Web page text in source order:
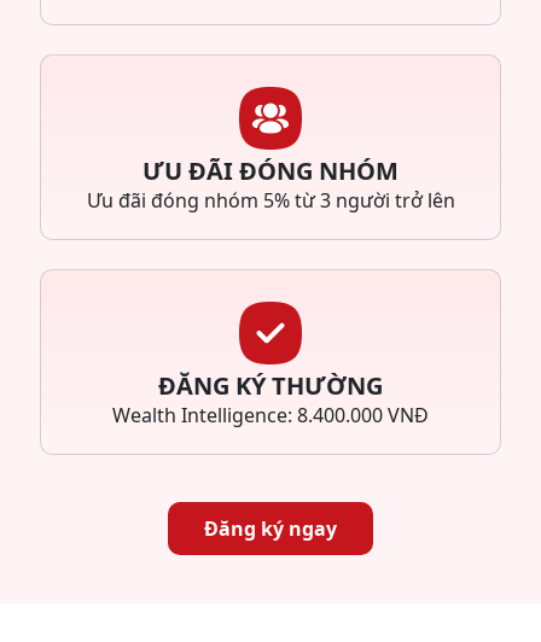
ƯU ĐÃI ĐÓNG NHÓM
Ưu đãi đóng nhóm 5% từ 3 người trở lên
ĐĂNG KÝ THƯỜNG
Wealth Intelligence: 8.400.000 VNĐ
Đăng ký ngay